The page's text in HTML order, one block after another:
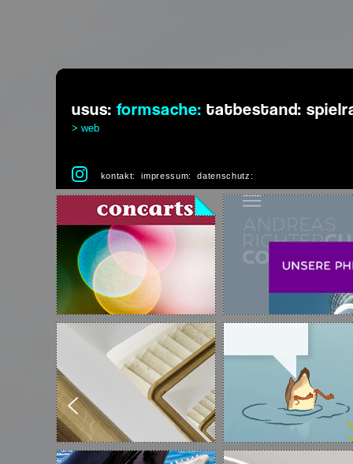
usus: formsache: tatbestand:
> web
kontakt: impressum: datenschutz: